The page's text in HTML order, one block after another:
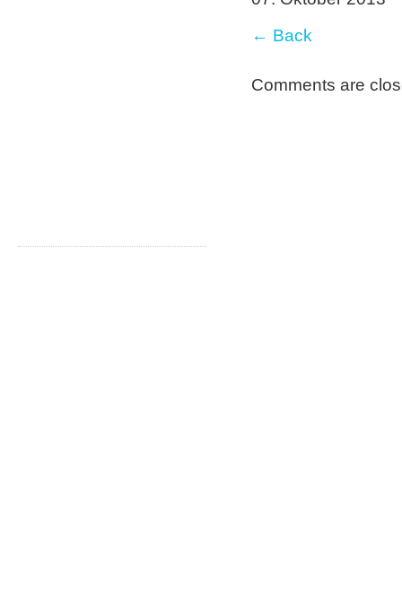
← Back
Comments are